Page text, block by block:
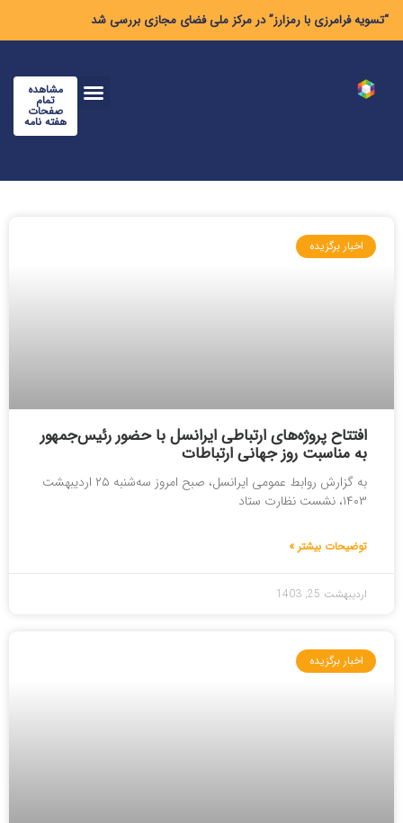
“تسویه فرامرزی با رمزارز” در مرکز ملی فضای مجازی بررسی شد
مشاهده
تمام
صفحات
هفته نامه
اخبار برگزیده
افتتاح پروژه‌های ارتباطی ایرانسل با حضور رئیس‌جمهور
به مناسبت روز جهانی ارتباطات
به گزارش روابط عمومی ایرانسل، صبح امروز سه‌شنبه ۲۵ اردیبهشت
۱۴۰۳، نشست نظارت ستاد
توضیحات بیشتر »
اردیبهشت 25, 1403
اخبار برگزیده